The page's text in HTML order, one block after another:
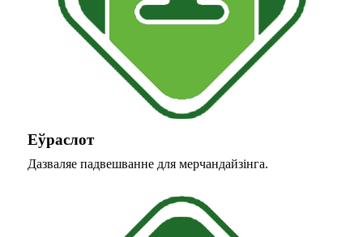
Еўраслот
Дазваляе падвешванне для мерчандайзінга.